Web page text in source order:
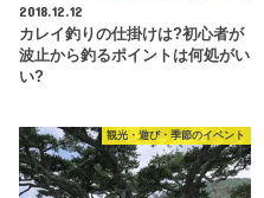
2018.12.12
カレイ釣りの仕掛けは?初心者が
波止から釣るポイントは何処がい
い?
観光・遊び・季節のイベント